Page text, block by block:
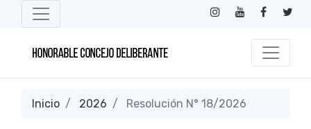
Inicio 2026 Resolución N° 18/2026